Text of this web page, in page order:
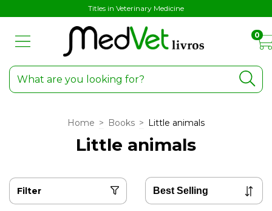
Titles in Veterinary Medicine
0
Home > Books > Little animals
Little animals
Filter